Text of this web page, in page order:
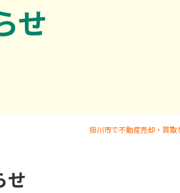
せ
掛川市で不動産売却・買
せ